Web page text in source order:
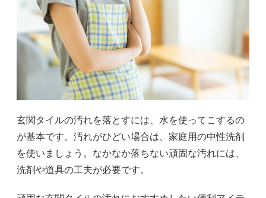
玄関タイルの汚れを落とすには、水を使ってこするの
が基本です。汚れがひどい場合は、家庭用の中性洗剤
を使いましょう。なかなか落ちない頑固な汚れには、
洗剤や道具の工夫が必要です。